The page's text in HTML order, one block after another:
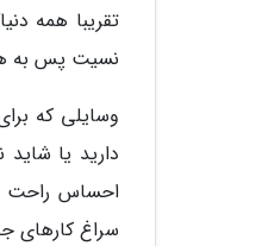
تقریبا همه
نسیت پس به
وسایلی که
دارید یا
احساس راحت
سراغ کارهای